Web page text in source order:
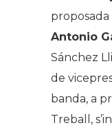
Antonio
Sánchez
de
banda, a
Treball,